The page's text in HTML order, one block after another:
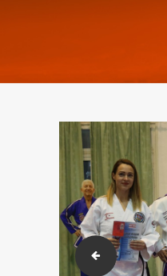
2018-02-23-26